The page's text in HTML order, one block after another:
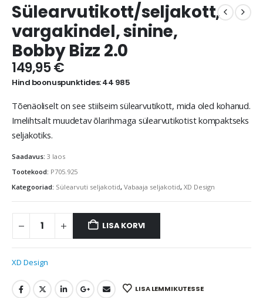
Sülearvutikott/seljakott,
vargakindel, sinine,
Bobby Bizz 2.0
149,95€
Hind boonuspunktides: 44 985
Tõenäoliselt on see stiilseim sülearvutikott, mida oled kohanud.
Imelihtsalt muudetav õlarihmaga sülearvutikotist kompaktseks
seljakotiks.
Saadavus: 3 laos
Tootekood: P705.925
Kategooriad: Sülearvuti seljakotid, Vabaaja seljakotid, XD Design
LISA KORVI
XD Design
LISA LEMMIKUTESSE